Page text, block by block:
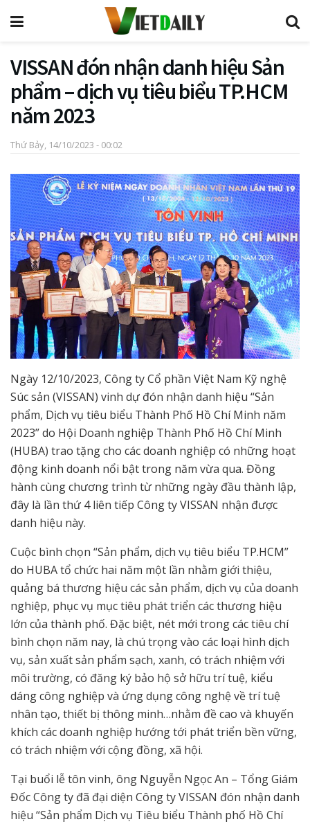
VISSAN đón nhận danh hiệu Sản
phẩm – dịch vụ tiêu biểu TP.HCM
năm 2023
Thứ Bảy, 14/10/2023 - 00:02
Ngày 12/10/2023, Công ty Cổ phần Việt Nam Kỹ nghệ
Súc sản (VISSAN) vinh dự đón nhận danh hiệu “Sản
phẩm, Dịch vụ tiêu biểu Thành Phố Hồ Chí Minh năm
2023” do Hội Doanh nghiệp Thành Phố Hồ Chí Minh
(HUBA) trao tặng cho các doanh nghiệp có những hoạt
động kinh doanh nổi bật trong năm vừa qua. Đồng
hành cùng chương trình từ những ngày đầu thành lập,
đây là lần thứ 4 liên tiếp Công ty VISSAN nhận được
danh hiệu này.
Cuộc bình chọn “Sản phẩm, dịch vụ tiêu biểu TP.HCM”
do HUBA tổ chức hai năm một lần nhằm giới thiệu,
quảng bá thương hiệu các sản phẩm, dịch vụ của doanh
nghiệp, phục vụ mục tiêu phát triển các thương hiệu
lớn của thành phố. Đặc biệt, nét mới trong các tiêu chí
bình chọn năm nay, là chú trọng vào các loại hình dịch
vụ, sản xuất sản phẩm sạch, xanh, có trách nhiệm với
môi trường, có đăng ký bảo hộ sở hữu trí tuệ, kiểu
dáng công nghiệp và ứng dụng công nghệ về trí tuệ
nhân tạo, thiết bị thông minh…nhằm đề cao và khuyến
khích các doanh nghiệp hướng tới phát triển bền vững,
có trách nhiệm với cộng đồng, xã hội.
Tại buổi lễ tôn vinh, ông Nguyễn Ngọc An – Tổng Giám
Đốc Công ty đã đại diện Công ty VISSAN đón nhận danh
hiệu “Sản phẩm Dịch vụ Tiêu biểu Thành phố Hồ Chí